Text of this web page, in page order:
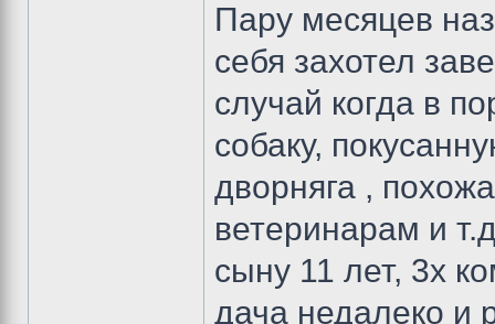
Пару месяцев
себя захотел
случай когда в
собаку,
дворняга ,
ветеринарам и
сыну 11 лет, 3х
дача недалеко и